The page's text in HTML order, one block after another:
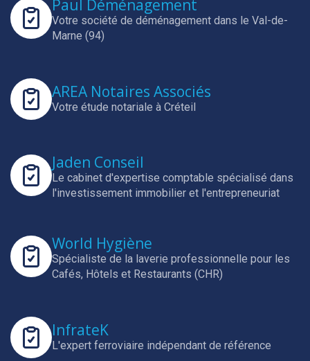
Paul Déménagement
Votre société de déménagement dans le Val-de-
Marne (94)
AREA Notaires Associés
Votre étude notariale à Créteil
Jaden Conseil
Le cabinet d'expertise comptable spécialisé dans
l'investissement immobilier et l'entrepreneuriat
World Hygiène
Spécialiste de la laverie professionnelle pour les
Cafés, Hôtels et Restaurants (CHR)
InfrateK
L'expert ferroviaire indépendant de référence